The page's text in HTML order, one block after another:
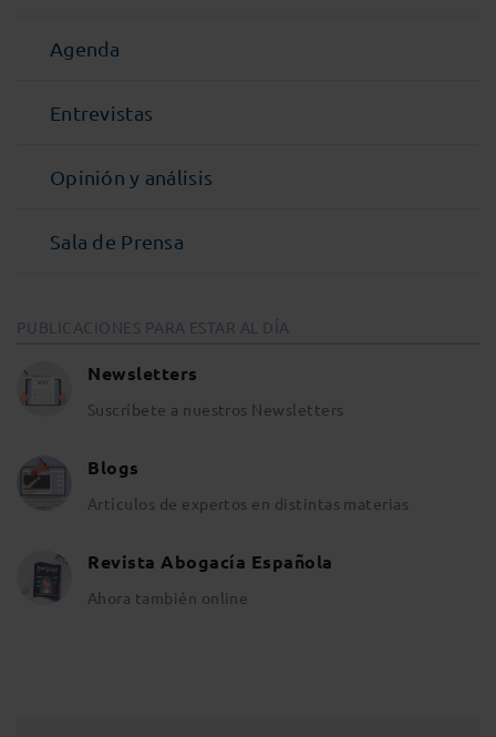
Agenda
Entrevistas
Opinión y análisis
Sala de Prensa
PUBLICACIONES PARA ESTAR AL DÍA
Newsletters
Suscríbete a nuestros Newsletters
Blogs
Artículos de expertos en distintas materias
Revista Abogacía Española
Ahora también online